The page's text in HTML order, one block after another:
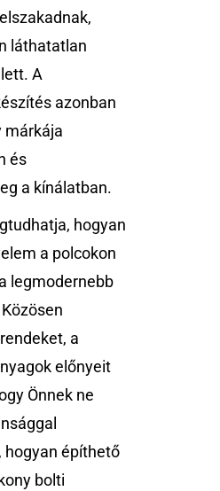
láthatatlan
A
azonban
márkája
és
a kínálatban.
hogyan
a polcokon
legmodernebb
a
előnyeit
Önnek ne
építhető
bolti